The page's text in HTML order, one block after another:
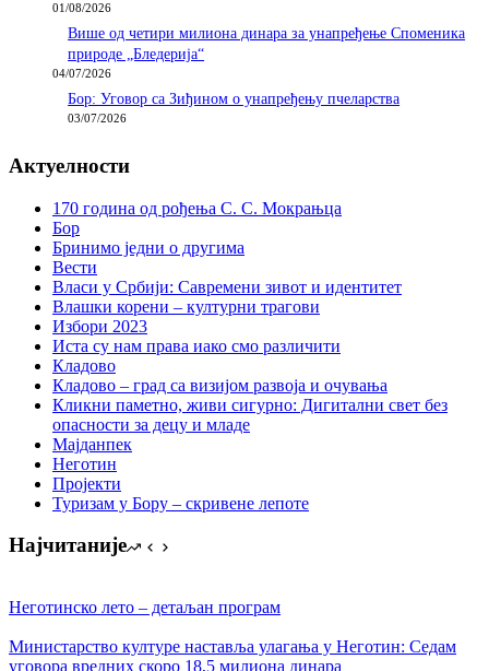
01/08/2026
Више од четири милиона динара за унапређење Споменика
природе „Бледерија“
04/07/2026
Бор: Уговор са Зиђином о унапређењу пчеларства
03/07/2026
Актуелности
170 година од рођења С. С. Мокрањца
Бор
Бринимо једни о другима
Вести
Власи у Србији: Савремени зивот и идентитет
Влашки корени – културни трагови
Избори 2023
Иста су нам права иако смо различити
Кладово
Кладово – град са визијом развоја и очувања
Кликни паметно, живи сигурно: Дигитални свет без
опасности за децу и младе
Мајданпек
Неготин
Пројекти
Туризам у Бору – скривене лепоте
Најчитаније
Неготинско лето – детаљан програм
Министарство културе наставља улагања у Неготин: Седам
уговора вредних скоро 18,5 милиона динара